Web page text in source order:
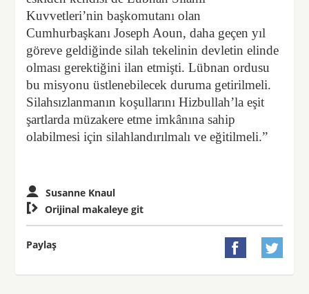
Kuvvetleri’nin başkomutanı olan
Cumhurbaşkanı Joseph Aoun, daha geçen yıl
göreve geldiğinde silah tekelinin devletin elinde
olması gerektiğini ilan etmişti. Lübnan ordusu
bu misyonu üstlenebilecek duruma getirilmeli.
Silahsızlanmanın koşullarını Hizbullah’la eşit
şartlarda müzakere etme imkânına sahip
olabilmesi için silahlandırılmalı ve eğitilmeli.”
Susanne Knaul
 Orijinal makaleye git
Paylaş  